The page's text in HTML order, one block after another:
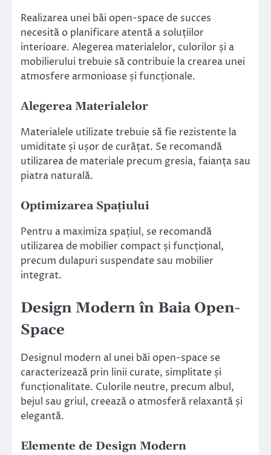
Realizarea unei băi open-space de succes
necesită o planificare atentă a soluțiilor
interioare. Alegerea materialelor, culorilor și a
mobilierului trebuie să contribuie la crearea unei
atmosfere armonioase și funcționale.
Alegerea Materialelor
Materialele utilizate trebuie să fie rezistente la
umiditate și ușor de curățat. Se recomandă
utilizarea de materiale precum gresia, faianța sau
piatra naturală.
Optimizarea Spațiului
Pentru a maximiza spațiul, se recomandă
utilizarea de mobilier compact și funcțional,
precum dulapuri suspendate sau mobilier
integrat.
Design Modern în Baia Open-
Space
Designul modern al unei băi open-space se
caracterizează prin linii curate, simplitate și
funcționalitate. Culorile neutre, precum albul,
bejul sau griul, creează o atmosferă relaxantă și
elegantă.
Elemente de Design Modern